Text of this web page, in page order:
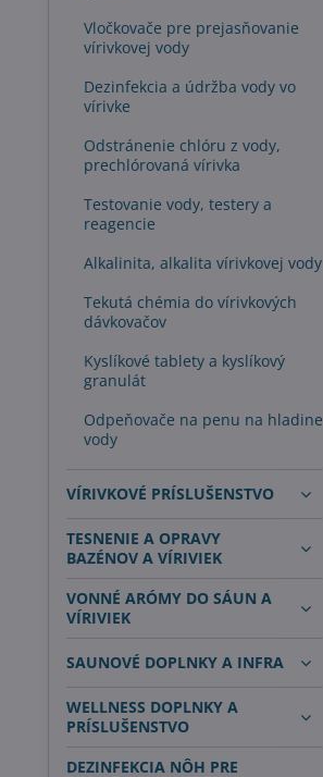
Vločkovače pre prejasňovanie
vírivkovej vody
Dezinfekcia a údržba vody vo
vírivke
Odstránenie chlóru z vody,
prechlórovaná vírivka
Testovanie vody, testery a
reagencie
Alkalinita, alkalita vírivkovej vody
Tekutá chémia do vírivkových
dávkovačov
Kyslíkové tablety a kyslíkový
granulát
Odpeňovače na penu na hladine
vody
VÍRIVKOVÉ PRÍSLUŠENSTVO
TESNENIE A OPRAVY
BAZÉNOV A VÍRIVIEK
VONNÉ ARÓMY DO SÁUN A
VÍRIVIEK
SAUNOVÉ DOPLNKY A INFRA
WELLNESS DOPLNKY A
PRÍSLUŠENSTVO
DEZINFEKCIA NÔH PRE